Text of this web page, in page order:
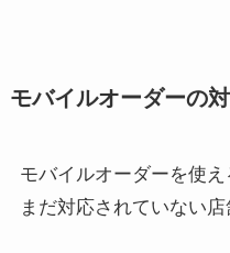
モバイルオーダーの対
モバイルオーダーを使え
まだ対応されていない店